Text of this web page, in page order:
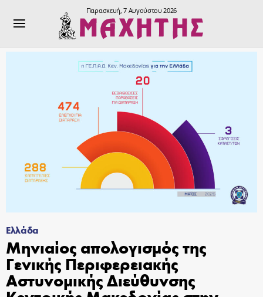
Παρασκευή, 7 Αυγούστου 2026
Ελλάδα
Μηνιαίος απολογισμός της
Γενικής Περιφερειακής
Αστυνομικής Διεύθυνσης